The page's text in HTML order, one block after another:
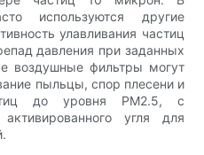
используются другие
улавливания частиц
давления при заданных
воздушные фильтры могут
пыльцы, спор плесени и
до уровня PM2.5, с
угля для